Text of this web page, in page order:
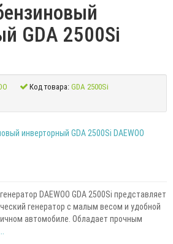
GDA 2500Si
Код товара: GDA 2500Si
DAEWOO GDA 2500Si представляет
генератор с малым весом и удобной
автомобиле. Обладает прочным